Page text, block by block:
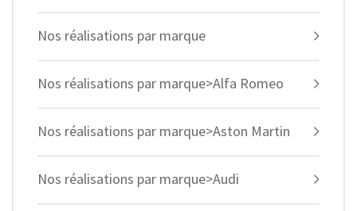
Nos réalisations par marque
Nos réalisations par marque>Alfa Romeo
Nos réalisations par marque>Aston Martin
Nos réalisations par marque>Audi